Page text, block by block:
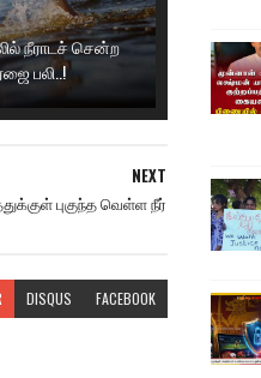
நீராடச் சென்ற
பலி..!
NEXT
புகுந்த வெள்ள நீர்
DISQUS FACEBOOK